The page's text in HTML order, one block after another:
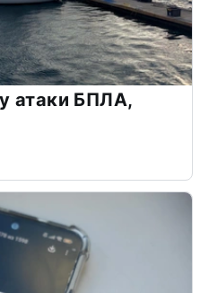
атаки БПЛА,